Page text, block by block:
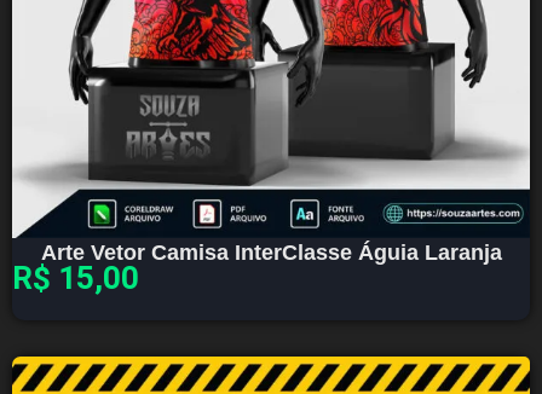
Arte Vetor Camisa InterClasse Águia Laranja
R$ 15,00